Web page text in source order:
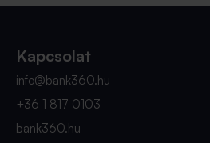
Kapcsolat
info@bank360.hu
+36 1 817 0103
bank360.hu